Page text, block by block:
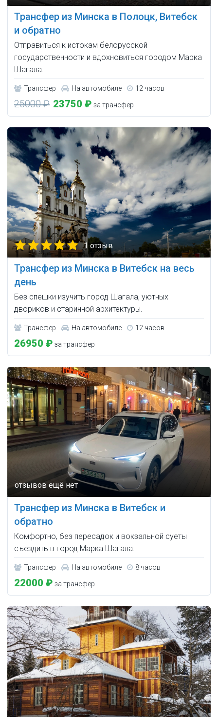
Трансфер из Минска в Полоцк, Витебск
и обратно
Отправиться к истокам белорусской
государственности и вдохновиться городом Марка
Шагала.
Трансфер На автомобиле 12 часов
25000 ₽ 23750 ₽ за трансфер
1 отзыв
Трансфер из Минска в Витебск на весь
день
Без спешки изучить город Шагала, уютных
двориков и старинной архитектуры.
Трансфер На автомобиле 12 часов
26950 ₽ за трансфер
Трансфер из Минска в Витебск и
обратно
Комфортно, без пересадок и вокзальной суеты
съездить в город Марка Шагала.
Трансфер На автомобиле 8 часов
22000 ₽ за трансфер